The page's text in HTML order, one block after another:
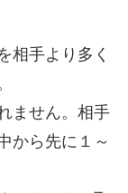
相手より多く
ません。相手
から先に１～